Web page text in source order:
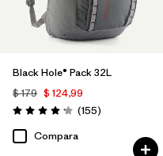
Black Hole® Pack 32L
$ 179 $ 124,99
Valoración: 4.2 / 5
(155Comentarios
)
Compara